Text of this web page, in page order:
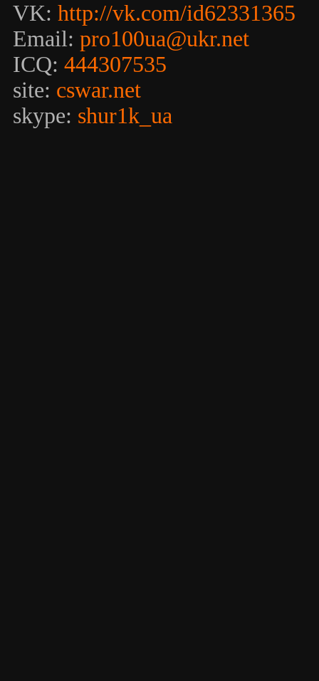
VK: http://vk.com/id62331365
Email: pro100ua@ukr.net
ICQ: 444307535
site: cswar.net
skype: shur1k_ua